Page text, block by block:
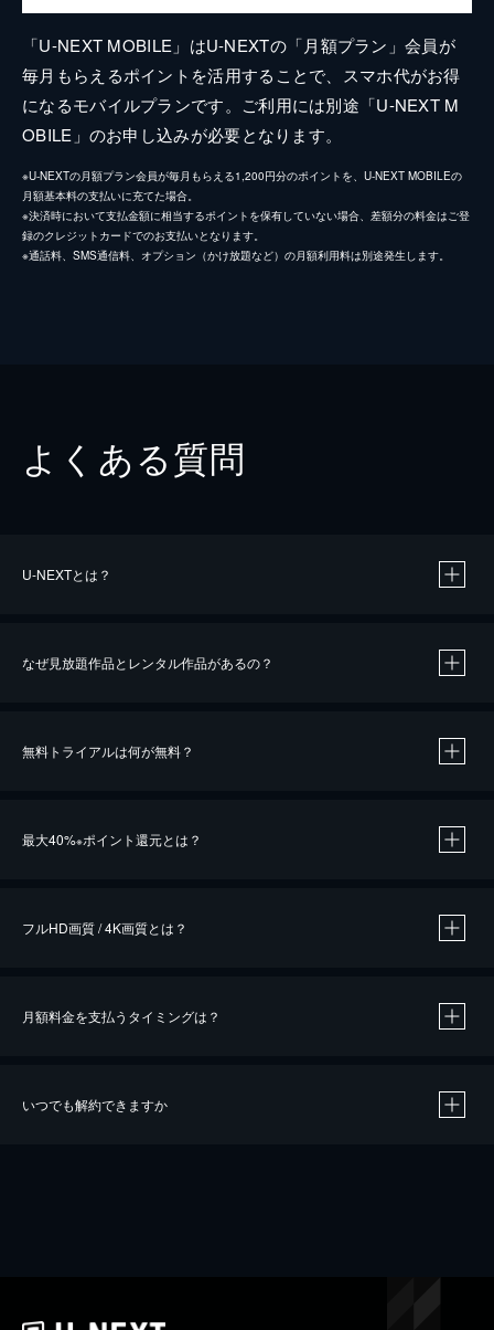
「U-NEXT MOBILE」はU-NEXTの「月額プラン」会員が
毎月もらえるポイントを活用することで、スマホ代がお得
になるモバイルプランです。ご利用には別途「U-NEXT M
OBILE」のお申し込みが必要となります。
※U-NEXTの月額プラン会員が毎月もらえる1,200円分のポイントを、U-NEXT MOBILEの
月額基本料の支払いに充てた場合。
※決済時において支払金額に相当するポイントを保有していない場合、差額分の料金はご登
録のクレジットカードでのお支払いとなります。
※通話料、SMS通信料、オプション（かけ放題など）の月額利用料は別途発生します。
よくある質問
U-NEXTとは？
なぜ見放題作品とレンタル作品があるの？
無料トライアルは何が無料？
最大40%※ポイント還元とは？
※40％ポイント還元の対象は、クレジットカード決済による作品の購入 / レンタルです。
iOSアプリのUコイン決済による作品の購入 / レンタルは、20％のポイント還元です。
フルHD画質 / 4K画質とは？
月額料金を支払うタイミングは？
いつでも解約できますか